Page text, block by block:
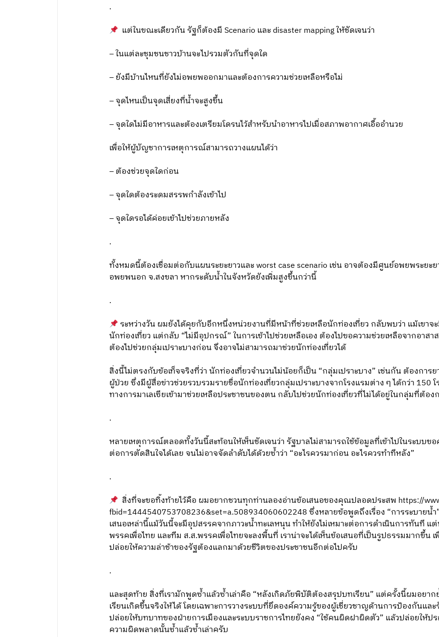
.
แต่ในขณะเดียวกัน รัฐก็ต้องมี Scenario และ disaster mapping ให้ชัดเจนว่า
– ในแต่ละชุมชนชาวบ้านจะไปรวมตัวกันที่จุดใด
– ยังมีบ้านไหนที่ยังไม่อพยพออกมาและต้องการความช่วยเหลือหรือไม่
– จุดไหนเป็นจุดเสี่ยงที่น้ำจะสูงขึ้น
– จุดใดไม่มีอาหารและต้องเตรียมโดรนไว้สำหรับนำอาหารไปเมื่อสภาพอากาศเอื้ออำนวย
เพื่อให้ผู้บัญชาการเหตุการณ์สามารถวางแผนได้ว่า
– ต้องช่วยจุดใดก่อน
– จุดใดต้องระดมสรรพกำลังเข้าไป
– จุดใดรอได้ค่อยเข้าไปช่วยภายหลัง
.
ทั้งหมดนี้ต้องเชื่อมต่อกับแผนระยะยาวและ worst case scenario เช่น อาจต้องมีศูนย์อพยพระยะ
อพยพนอก จ.สงขลา หากระดับน้ำในจังหวัดยังเพิ่มสูงขึ้นกว่านี้
.
ระหว่างวัน ผมยังได้คุยกับอีกหนึ่งหน่วยงานที่มีหน้าที่ช่วยเหลือนักท่องเที่ยว กลับพบว่า แม้เขาจ
นักท่องเที่ยว แต่กลับ “ไม่มีอุปกรณ์” ในการเข้าไปช่วยเหลือเอง ต้องไปขอความช่วยเหลือจากอาสา
ต้องไปช่วยกลุ่มเปราะบางก่อน จึงอาจไม่สามารถมาช่วยนักท่องเที่ยวได้
สิ่งนี้ไม่ตรงกับข้อเท็จจริงที่ว่า นักท่องเที่ยวจำนวนไม่น้อยก็เป็น “กลุ่มเปราะบาง” เช่นกัน ต้องการ
ผู้ป่วย ซึ่งมีผู้สื่อข่าวช่วยรวบรวมรายชื่อนักท่องเที่ยวกลุ่มเปราะบางจากโรงแรมต่าง ๆ ได้กว่า 150
ทางการมาเลเซียเข้ามาช่วยเหลือประชาชนของตน กลับไปช่วยนักท่องเที่ยวที่ไม่ได้อยู่ในกลุ่มที่ต้อง
.
หลายเหตุการณ์ตลอดทั้งวันนี้สะท้อนให้เห็นชัดเจนว่า รัฐบาลไม่สามารถใช้ข้อมูลที่เข้าไปในระบบขอ
ต่อการตัดสินใจได้เลย จนไม่อาจจัดลำดับได้ด้วยซ้ำว่า “อะไรควรมาก่อน อะไรควรทำทีหลัง”
.
สิ่งที่จะขอทิ้งท้ายไว้คือ ผมอยากชวนทุกท่านลองอ่านข้อเสนอของคุณปลอดประสพ https://
fbid=1444540753708236&set=a.508934060602248 ซึ่งหลายข้อพูดถึงเรื่อง “การระบายน้ำ
เสนอเหล่านี้แม้วันนี้จะมีอุปสรรคจากภาวะน้ำทะเลหนุน ทำให้ยังไม่เหมาะต่อการดำเนินการทันที
พรรคเพื่อไทย และทีม ส.ส.พรรคเพื่อไทยจะลงพื้นที่ เราน่าจะได้เห็นข้อเสนอที่เป็นรูปธรรมมากขึ้น เ
ปล่อยให้ความล่าช้าของรัฐต้องแลกมาด้วยชีวิตของประชาชนอีกต่อไปครับ
.
และสุดท้าย สิ่งที่เรามักพูดซ้ำแล้วซ้ำเล่าคือ “หลังเกิดภัยพิบัติต้องสรุปบทเรียน” แต่ครั้งนี้ผมอยาก
เรียนเกิดขึ้นจริงให้ได้ โดยเฉพาะการวางระบบที่ยึดองค์ความรู้ของผู้เชี่ยวชาญด้านการป้องกันแล
ปล่อยให้บทบาทของฝ่ายการเมืองและระบบราชการไทยยังคง “ใช้คนผิดฝาผิดตัว” แล้วปล่อยให้ป
ความผิดพลาดนั้นซ้ำแล้วซ้ำเล่าครับ